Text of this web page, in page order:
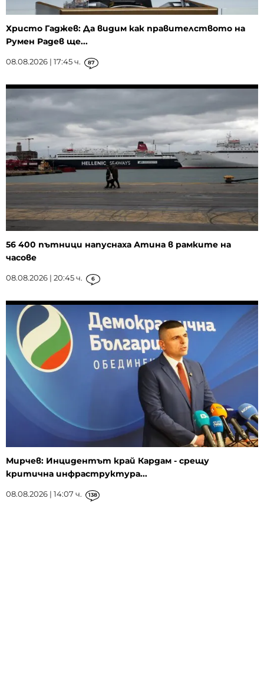
Христо Гаджев: Да видим как правителството на
Румен Радев ще...
08.08.2026 | 17:45 ч. 87
56 400 пътници напуснаха Атина в рамките на
часове
08.08.2026 | 20:45 ч. 6
Мирчев: Инцидентът край Кардам - срещу
критична инфраструктура...
08.08.2026 | 14:07 ч. 138